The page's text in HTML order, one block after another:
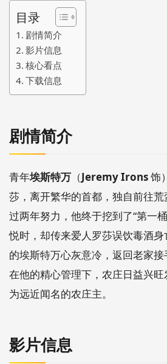
目录
剧情简介
影片信息
核心看点
下载信息
剧情简介
青年埃斯特万 （Jeremy Irons饰
莎，离开繁华的首都，独自前往
过两年努力，他终于挖到了“第一
悦时，却传来爱人罗莎误饮毒酒
的埃斯特万心灰意冷，返回老家接
在他的精心管理下，农庄日益兴
为远近闻名的农庄主。
影片信息